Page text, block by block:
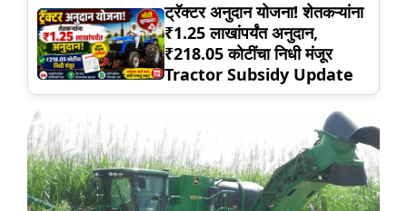
ट्रॅक्टर अनुदान योजना! शेतकऱ्यांना
₹1.25 लाखांपर्यंत अनुदान,
₹218.05 कोटींचा निधी मंजूर
Tractor Subsidy Update